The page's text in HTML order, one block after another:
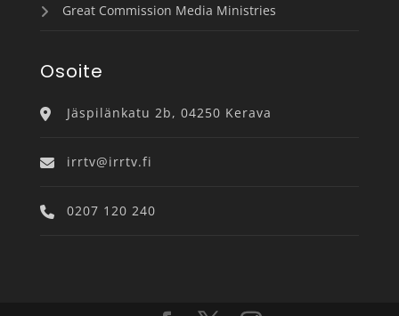
Great Commission Media Ministries
Osoite
Jäspilänkatu 2b, 04250 Kerava
irrtv@irrtv.fi
0207 120 240